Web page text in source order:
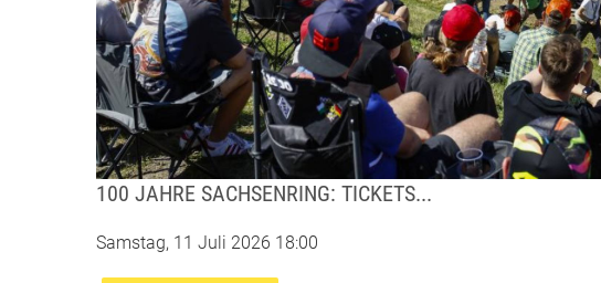
100 JAHRE SACHSENRING: TICKETS...
Samstag, 11 Juli 2026 18:00